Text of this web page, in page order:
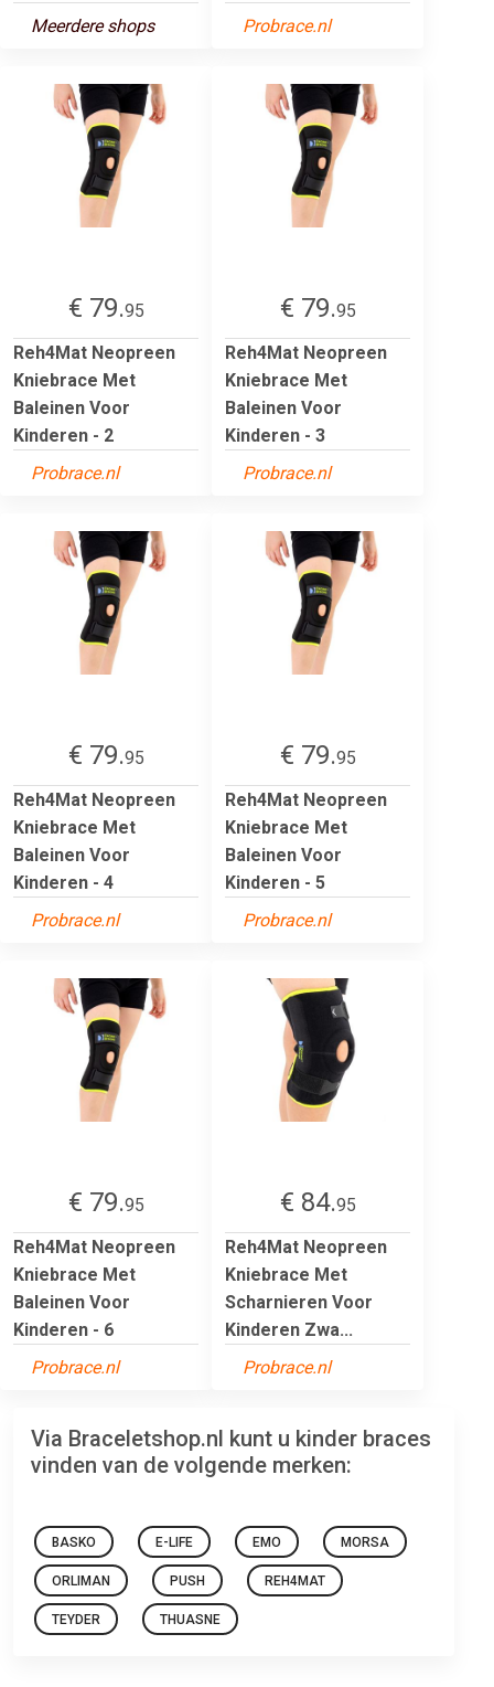
Meerdere shops
Probrace.nl
€ 79.95
Reh4Mat Neopreen
Kniebrace Met
Baleinen Voor
Kinderen - 2
Probrace.nl
€ 79.95
Reh4Mat Neopreen
Kniebrace Met
Baleinen Voor
Kinderen - 3
Probrace.nl
€ 79.95
Reh4Mat Neopreen
Kniebrace Met
Baleinen Voor
Kinderen - 4
Probrace.nl
€ 79.95
Reh4Mat Neopreen
Kniebrace Met
Baleinen Voor
Kinderen - 5
Probrace.nl
€ 79.95
Reh4Mat Neopreen
Kniebrace Met
Baleinen Voor
Kinderen - 6
Probrace.nl
€ 84.95
Reh4Mat Neopreen
Kniebrace Met
Scharnieren Voor
Kinderen Zwa...
Probrace.nl
Via Braceletshop.nl kunt u kinder braces
vinden van de volgende merken:
BASKO E-LIFE EMO MORSA
ORLIMAN PUSH REH4MAT
TEYDER THUASNE